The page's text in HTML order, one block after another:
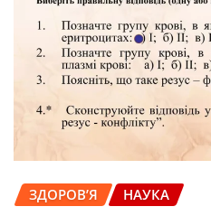
ЗДОРОВ’Я НАУКА